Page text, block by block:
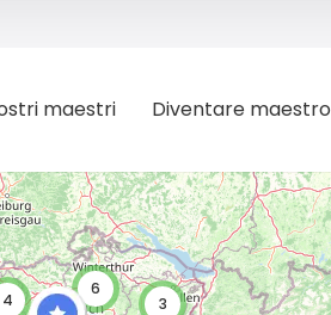
maestri Diventare maestro
3
6
4